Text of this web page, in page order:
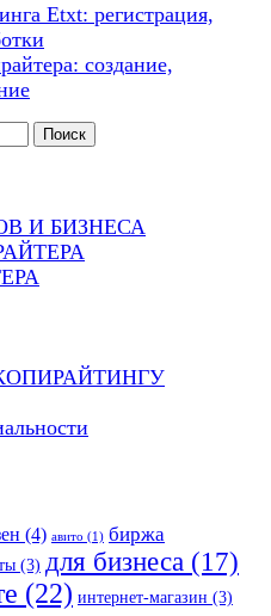
Etxt: регистрация,
создание,
И БИЗНЕСА
(4) авито (1) биржа
(3) для бизнеса (17)
(22) интернет-магазин (3)